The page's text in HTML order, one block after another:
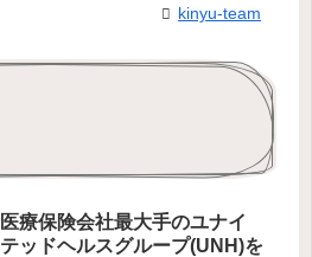
kinyu-team
医療保険会社最大手のユナイ
テッドヘルスグループ(UNH)を